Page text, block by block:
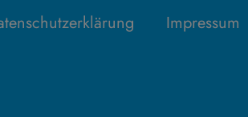
Impressum